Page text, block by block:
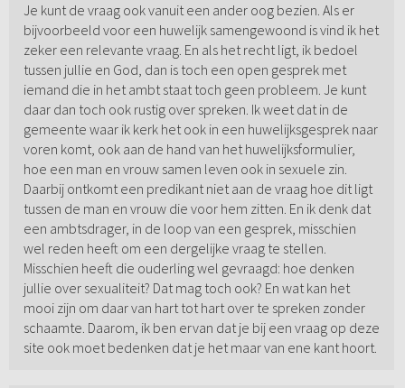
Je kunt de vraag ook vanuit een ander oog bezien. Als er
bijvoorbeeld voor een huwelijk samengewoond is vind ik het
zeker een relevante vraag. En als het recht ligt, ik bedoel
tussen jullie en God, dan is toch een open gesprek met
iemand die in het ambt staat toch geen probleem. Je kunt
daar dan toch ook rustig over spreken. Ik weet dat in de
gemeente waar ik kerk het ook in een huwelijksgesprek naar
voren komt, ook aan de hand van het huwelijksformulier,
hoe een man en vrouw samen leven ook in sexuele zin.
Daarbij ontkomt een predikant niet aan de vraag hoe dit ligt
tussen de man en vrouw die voor hem zitten. En ik denk dat
een ambtsdrager, in de loop van een gesprek, misschien
wel reden heeft om een dergelijke vraag te stellen.
Misschien heeft die ouderling wel gevraagd: hoe denken
jullie over sexualiteit? Dat mag toch ook? En wat kan het
mooi zijn om daar van hart tot hart over te spreken zonder
schaamte. Daarom, ik ben ervan dat je bij een vraag op deze
site ook moet bedenken dat je het maar van ene kant hoort.